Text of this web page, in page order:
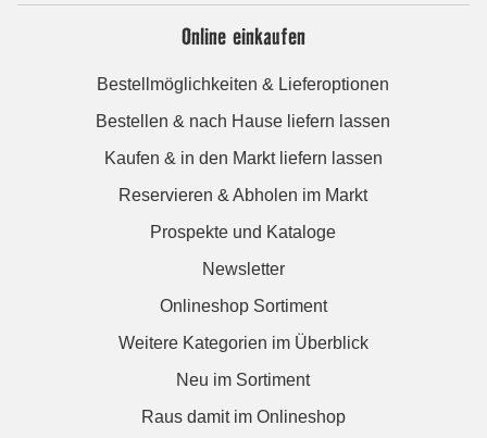
Online einkaufen
Bestellmöglichkeiten & Lieferoptionen
Bestellen & nach Hause liefern lassen
Kaufen & in den Markt liefern lassen
Reservieren & Abholen im Markt
Prospekte und Kataloge
Newsletter
Onlineshop Sortiment
Weitere Kategorien im Überblick
Neu im Sortiment
Raus damit im Onlineshop